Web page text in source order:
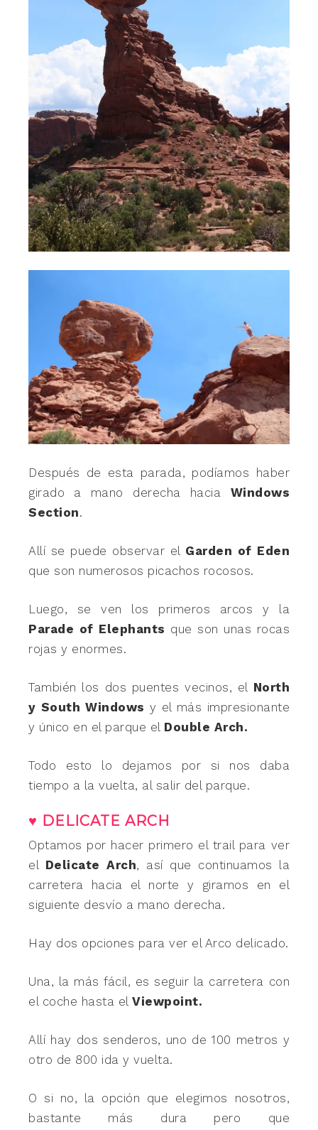
Después de esta parada, podíamos haber
girado a mano derecha hacia Windows
Section.
Allí se puede observar el Garden of Eden
que son numerosos picachos rocosos.
Luego, se ven los primeros arcos y la
Parade of Elephants que son unas rocas
rojas y enormes.
También los dos puentes vecinos, el North
y South Windows y el más impresionante
y único en el parque el Double Arch.
Todo esto lo dejamos por si nos daba
tiempo a la vuelta, al salir del parque.
♥ DELICATE ARCH
Optamos por hacer primero el trail para ver
el Delicate Arch, así que continuamos la
carretera hacia el norte y giramos en el
siguiente desvío a mano derecha.
Hay dos opciones para ver el Arco delicado.
Una, la más fácil, es seguir la carretera con
el coche hasta el Viewpoint.
Allí hay dos senderos, uno de 100 metros y
otro de 800 ida y vuelta.
O si no, la opción que elegimos nosotros,
bastante más dura pero que